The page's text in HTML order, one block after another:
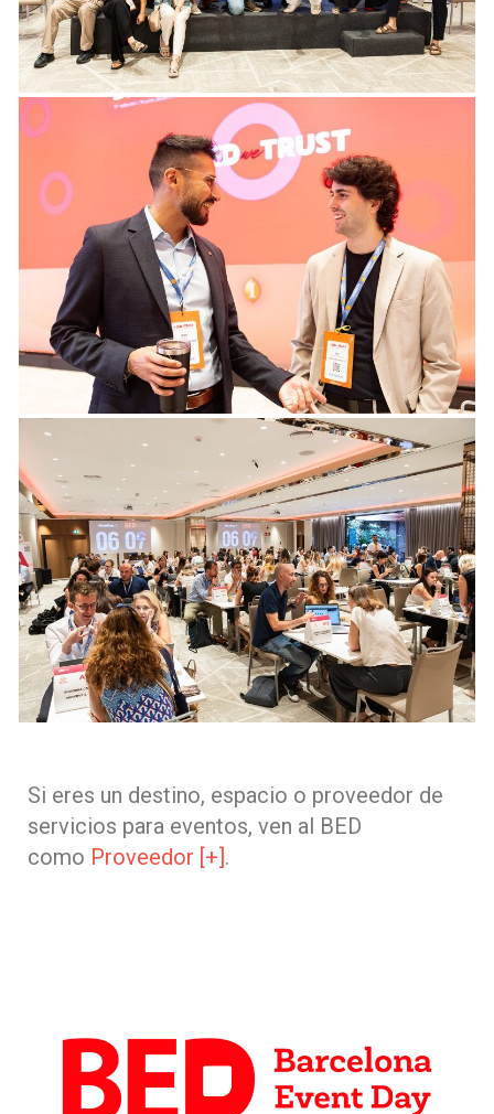
Si eres un destino, espacio o proveedor de
servicios para eventos, ven al BED
como Proveedor [+].